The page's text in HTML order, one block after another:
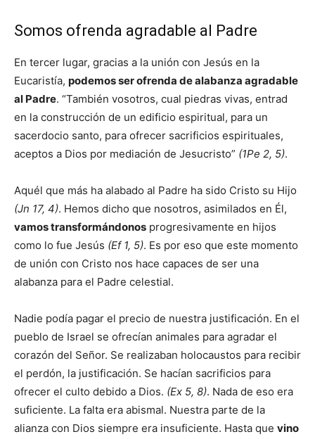
Somos ofrenda agradable al Padre
En tercer lugar, gracias a la unión con Jesús en la
Eucaristía, podemos ser ofrenda de alabanza agradable
al Padre. “También vosotros, cual piedras vivas, entrad
en la construcción de un edificio espiritual, para un
sacerdocio santo, para ofrecer sacrificios espirituales,
aceptos a Dios por mediación de Jesucristo” (1Pe 2, 5).
Aquél que más ha alabado al Padre ha sido Cristo su Hijo
(Jn 17, 4). Hemos dicho que nosotros, asimilados en Él,
vamos transformándonos progresivamente en hijos
como lo fue Jesús (Ef 1, 5). Es por eso que este momento
de unión con Cristo nos hace capaces de ser una
alabanza para el Padre celestial.
Nadie podía pagar el precio de nuestra justificación. En el
pueblo de Israel se ofrecían animales para agradar el
corazón del Señor. Se realizaban holocaustos para recibir
el perdón, la justificación. Se hacían sacrificios para
ofrecer el culto debido a Dios. (Ex 5, 8). Nada de eso era
suficiente. La falta era abismal. Nuestra parte de la
alianza con Dios siempre era insuficiente. Hasta que vino